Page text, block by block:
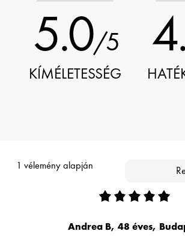
5.0/5
KÍMÉLETESSÉG
1 vélemény alapján
Andrea B, 48 éves,